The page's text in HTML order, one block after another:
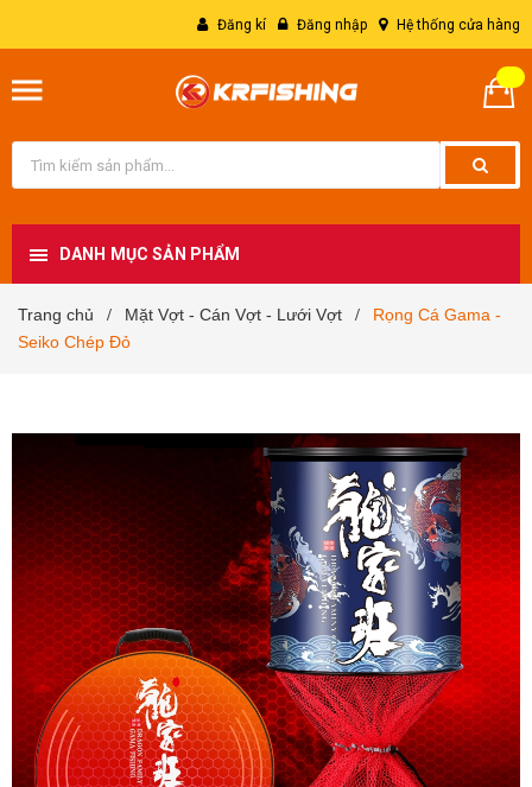
Đăng kí Đăng nhập Hệ thống cửa hàng
DANH MỤC SẢN PHẨM
Trang chủ / Mặt Vợt - Cán Vợt - Lưới Vợt /
Rọng Cá Gama -
Seiko Chép Đỏ